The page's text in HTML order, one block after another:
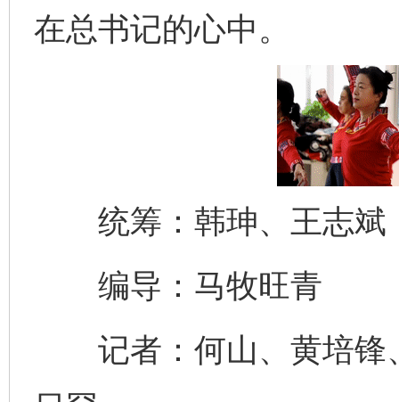
在总书记的心中。
统筹：韩珅、王志斌
编导：马牧旺青
记者：何山、黄培锋